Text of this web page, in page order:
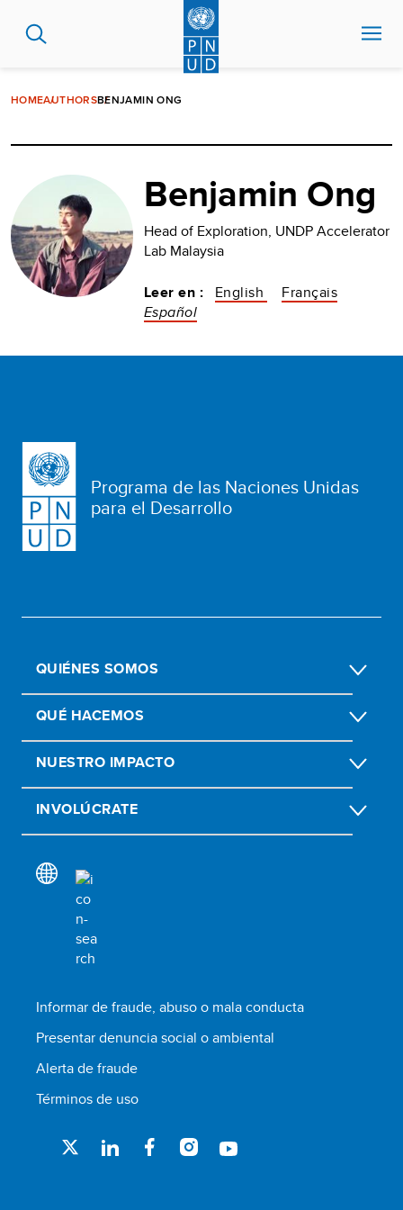
contenido
HOMEAUTHORSBENJAMIN ONG​
Benjamin Ong​
Head of Exploration, ​UNDP Accelerator
Lab Malaysia​
Leer en :
English
Français
Español
Programa de las Naciones Unidas
para el Desarrollo
QUIÉNES SOMOS
QUÉ HACEMOS
NUESTRO IMPACTO
INVOLÚCRATE
Informar de fraude, abuso o mala conducta
Presentar denuncia social o ambiental
Alerta de fraude
Términos de uso